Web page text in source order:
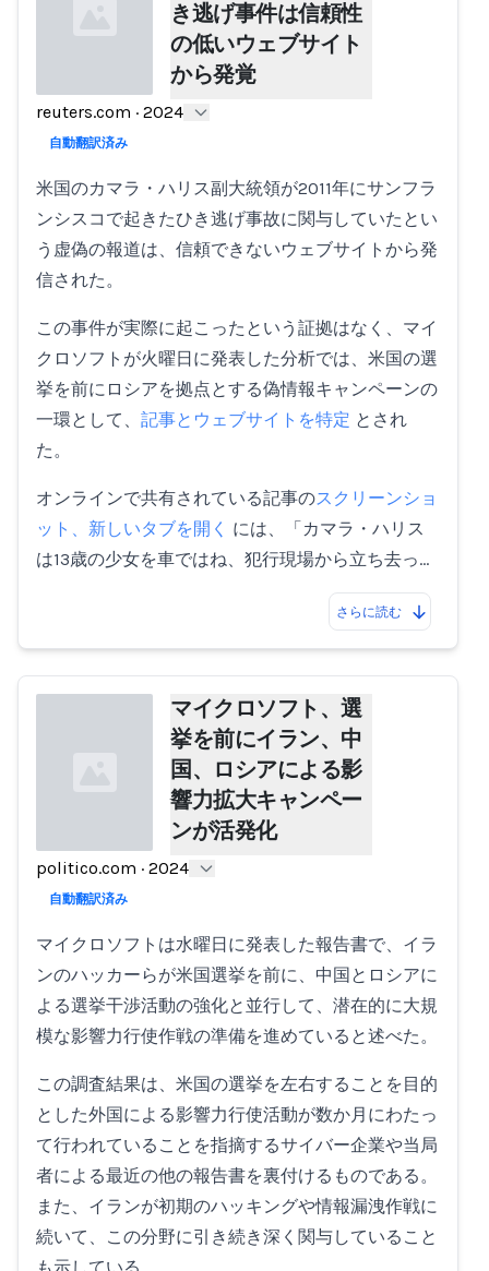
Loading...
き逃げ事件は信頼性
の低いウェブサイト
から発覚
reuters.com · 2024
自動翻訳済み
米国のカマラ・ハリス副大統領が2011年にサンフラ
ンシスコで起きたひき逃げ事故に関与していたとい
う虚偽の報道は、信頼できないウェブサイトから発
信された。
この事件が実際に起こったという証拠はなく、マイ
クロソフトが火曜日に発表した分析では、米国の選
挙を前にロシアを拠点とする偽情報キャンペーンの
一環として、 記事とウェブサイトを特定 とされ
た。
オンラインで共有されている記事のスクリーンショ
ット、新しいタブを開く には、「カマラ・ハリス
は13歳の少女を車ではね、犯行現場から立ち去っ…
さらに読む
Loading...
マイクロソフト、選
挙を前にイラン、中
国、ロシアによる影
響力拡大キャンペー
ンが活発化
politico.com · 2024
自動翻訳済み
マイクロソフトは水曜日に発表した報告書で、イラ
ンのハッカーらが米国選挙を前に、中国とロシアに
よる選挙干渉活動の強化と並行して、潜在的に大規
模な影響力行使作戦の準備を進めていると述べた。
この調査結果は、米国の選挙を左右することを目的
とした外国による影響力行使活動が数か月にわたっ
て行われていることを指摘するサイバー企業や当局
者による最近の他の報告書を裏付けるものである。
また、イランが初期のハッキングや情報漏洩作戦に
続いて、この分野に引き続き深く関与していること